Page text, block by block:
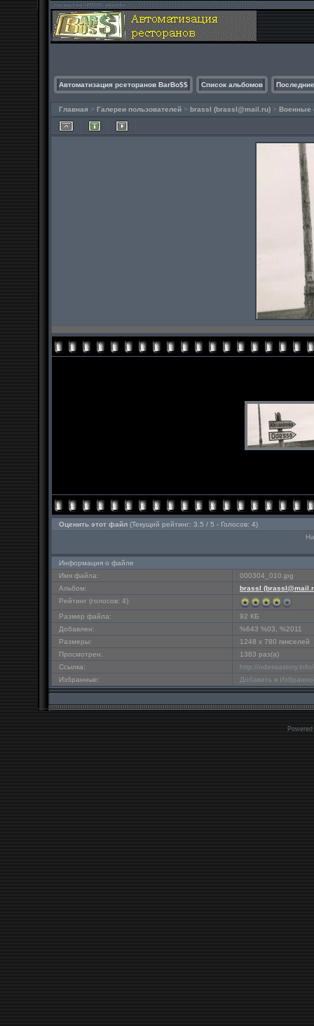
Автоматизация рсеторанов BarBo$$ Список альбомов
Главная > Галереи пользователей > brassl (brassl@mail.ru) > Военные
Оценить этот файл (Текущий рейтинг: 3.5 / 5 - Голосов: 4)
Информация о файле
Имя файла:
000304_010.jpg
Альбом:
brassl
Рейтинг (голосов: 4):
Размер файла:
92 КБ
Добавлен:
%643 %03, %2011
Размеры:
1248 x 780 пикселей
Просмотрен:
1383 раз(а)
Ссылка:
http://
Избранные:
Добавить в